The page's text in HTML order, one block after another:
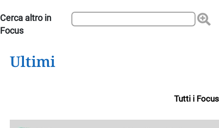
Ultimi
Tutti i Focus